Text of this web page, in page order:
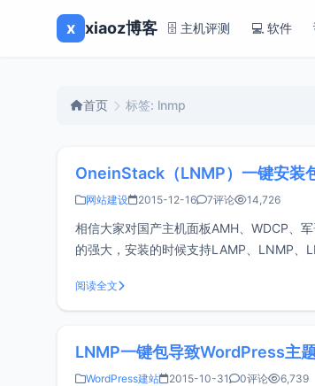
x xiaoz博客 🗄️ 主机评测 💻 软件
首页 标签: lnmp
OneinStack（LNMP）一键安装
网站建设 2015-12-16 7评论 14,726
相信大家对国产主机面板AMH、WDCP、
的强大，安装的时候支持LAMP、LNMP、
阅读全文
LNMP一键包导致WordPress主
WordPress建站 2015-10-31 0评论 6,739